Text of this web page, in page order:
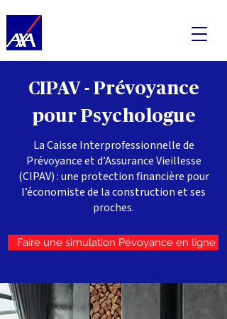
CIPAV - Prévoyance
pour Psychologue
La Caisse Interprofessionnelle de
Prévoyance et d’Assurance Vieillesse
(CIPAV) : une protection financière pour
l’économiste de la construction et ses
proches.
Faire une simulation Pévoyance en ligne